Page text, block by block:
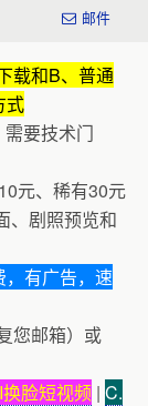
邮件
载和B、普通
式
要技术门
元、稀有30元
、剧照预览和
，有广告，速
您邮箱）或
脸短视频 | C.